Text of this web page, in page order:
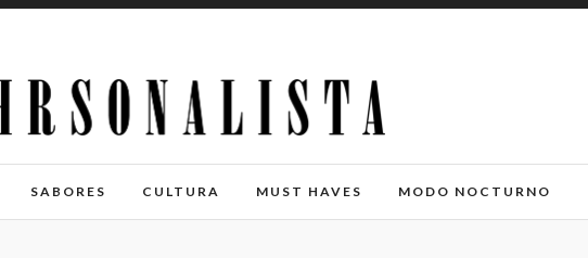
SABORES CULTURA MUST HAVES MODO NOCTURNO